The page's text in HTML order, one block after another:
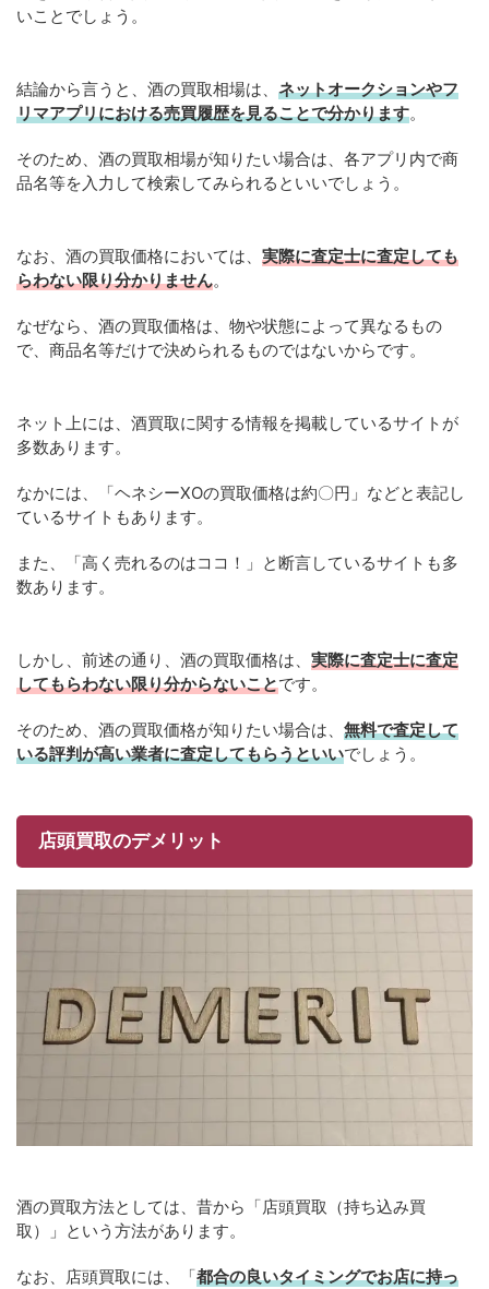
いことでしょう。
結論から言うと、酒の買取相場は、 ネットオークションやフ
リマアプリにおける売買履歴を見ることで分かります。
そのため、酒の買取相場が知りたい場合は、各アプリ内で商
品名等を入力して検索してみられるといいでしょう。
なお、酒の買取価格においては、 実際に査定士に査定しても
らわない限り分かりません。
なぜなら、酒の買取価格は、物や状態によって異なるもの
で、商品名等だけで決められるものではないからです。
ネット上には、酒買取に関する情報を掲載しているサイトが
多数あります。
なかには、「ヘネシーXOの買取価格は約〇円」などと表記し
ているサイトもあります。
また、「高く売れるのはココ！」と断言しているサイトも多
数あります。
しかし、前述の通り、酒の買取価格は、 実際に査定士に査定
してもらわない限り分からないことです。
そのため、酒の買取価格が知りたい場合は、 無料で査定して
いる評判が高い業者に査定してもらうといいでしょう。
店頭買取のデメリット
酒の買取方法としては、昔から「店頭買取（持ち込み買
取）」という方法があります。
なお、店頭買取には、「都合の良いタイミングでお店に持っ